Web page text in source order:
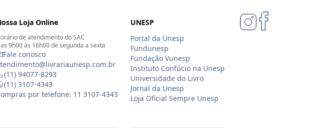
Loja Online
de atendimento do SAC
9h00 às 16h00 de segunda a sexta
Fale conosco
(11) 94077-8293
(11) 3107-4343
por telefone: 11 3107-4343
UNESP
Portal da Unesp
Fundunesp
Fundação Vunesp
Instituto Confúcio na Unesp
Universidade do Livro
Jornal da Unesp
Loja Oficial Sempre Unesp